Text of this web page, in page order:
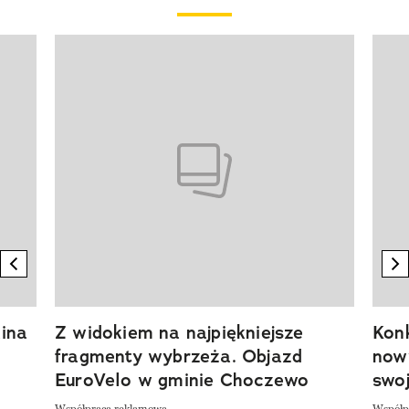
previous element
Z widokiem na najpiękniejsze
fragmenty wybrzeża. Objazd
EuroVelo w gminie Choczewo